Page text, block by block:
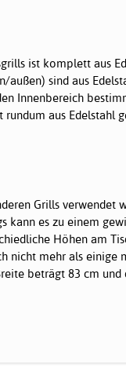
ist komplett aus
außen) sind aus
Innenbereich
aus Edelstahl
Grills verwendet
kann es zu einem
Höhen am
nicht mehr als einige
beträgt 83 cm und